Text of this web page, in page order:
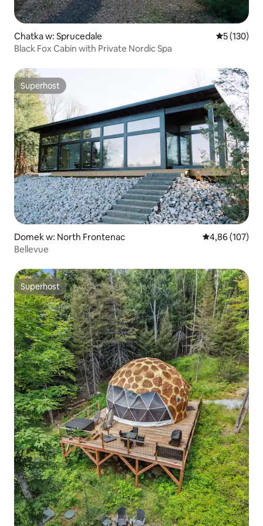
Chatka w: Sprucedale Średnia
5 (130)
Black Fox Cabin with Private Nordic Spa
Superhost
Superhost
Domek w: North Frontenac Średnia
4,86 (107)
Bellevue
Superhost
Superhost